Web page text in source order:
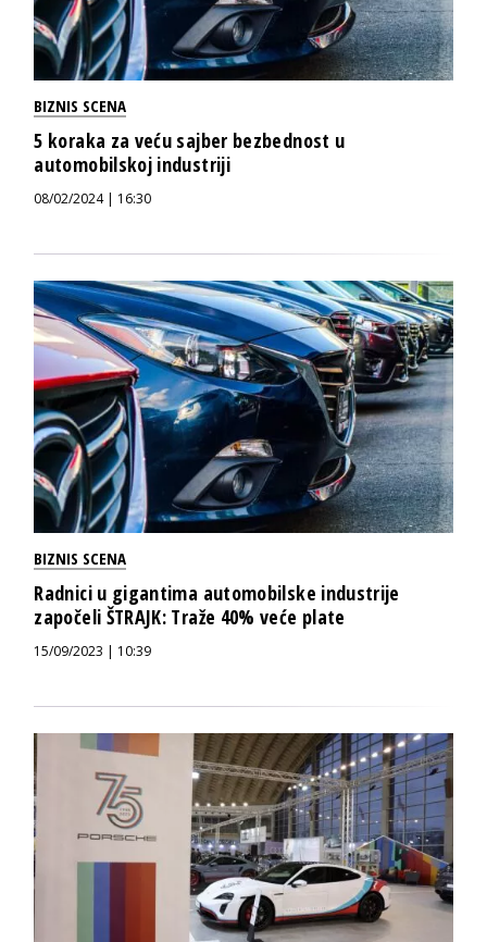
BIZNIS SCENA
5 koraka za veću sajber bezbednost u
automobilskoj industriji
08/02/2024 | 16:30
BIZNIS SCENA
Radnici u gigantima automobilske industrije
započeli ŠTRAJK: Traže 40% veće plate
15/09/2023 | 10:39